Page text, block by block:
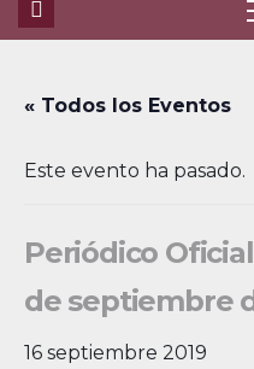
« Todos los Eventos
Este evento ha pasado.
Periódico
de septiembre
16 septiembre 2019